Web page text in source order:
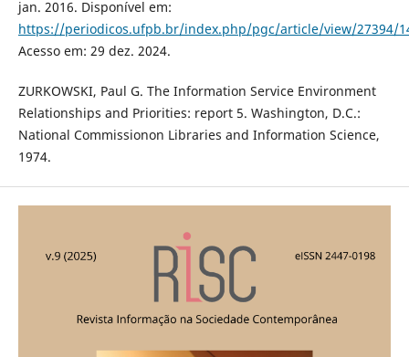
jan. 2016. Disponível em:
https://periodicos.ufpb.br/index.php/pgc/article/view/27394/
Acesso em: 29 dez. 2024.
ZURKOWSKI, Paul G. The Information Service Environment
Relationships and Priorities: report 5. Washington, D.C.:
National Commissionon Libraries and Information Science,
1974.